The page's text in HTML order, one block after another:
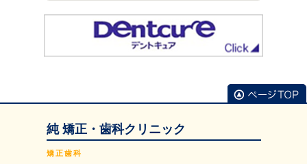
純 矯正・歯科クリニック
矯正歯科